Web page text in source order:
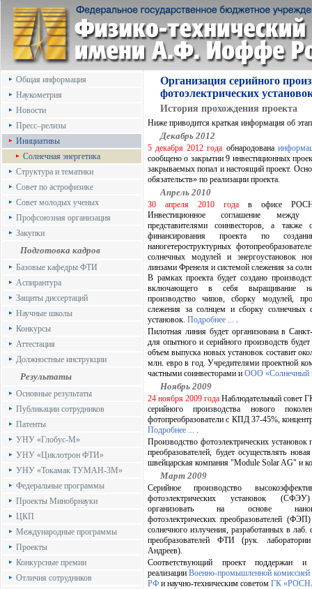
Общая информация
Наукометрия
Новости
Пресс–релизы
Инициативы
Солнечная энергетика
Структура и тематики
Совет по астрофизике
Совет молодых ученых
Профсоюзная организация
Закупки
Подготовка кадров
Базовые кафедры ФТИ
Аспирантура
Защиты диссертаций
Научные школы
Конкурсы
Аттестация
Должностные инструкции
Результаты
Основные результаты
Публикации сотрудников
Патенты
УНУ «Глобус-М»
УНУ «Циклотрон ФТИ»
УНУ «Токамак ТУМАН-3М»
Федеральные программы
Проекты Минобрнауки
ЦКП
Международные программы
Проекты
Конкурсные премии
Отличия сотрудников
Организация серийного
фотоэлектрических
История прохождения проекта
Ниже приводится краткая информация об
Декабрь 2012
5 декабря 2012 года обнародована
сообщено о закрытии 9 инвестиционных
закрываемых попал и настоящий проект.
обязательств» по реализации проекта.
Апрель 2010
30 апреля 2010 года в офисе
Инвестиционное соглашение между
представителями соинвесторов, а также
финансирования проекта по
наногетероструктурных
солнечных модулей и энергоустановок
линзами Френеля и системой слежения за
В рамках проекта будет создано
включающего в себя выращивание
производство чипов, сборку модулей,
слежения за солнцем и сборку солнечных
установок. Подробнее ... .
Пилотная линия будет организована в
для опытного и серийного производств
объем выпуска новых установок составит
млн. евро в год. Учредителями проектной
частными соинвесторами и ООО «Солнечный
Ноябрь 2009
24 ноября 2009 года Наблюдательный совет
серийного производства нового
фотопреобразователи с КПД 37-45%,
Подробнее ... .
Производство фотоэлектрических установок
преобразователей, будет осуществлять
швейцарская компания "Module Solar AG" и
Март 2009
Серийное производство
фотоэлектрических установок (СФЭУ)
организовать на основе
фотоэлектрических преобразователей
солнечного излучения, разработанных в лаб.
преобразователей ФТИ (рук.
Андреев).
Соответствующий проект поддержан и
реализации Военно-промышленной комиссией
РФ и научно-техническим советом ГК